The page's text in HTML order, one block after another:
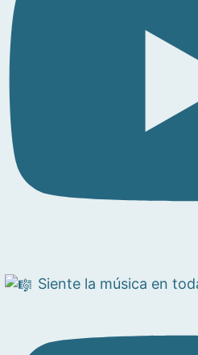
Siente la música en